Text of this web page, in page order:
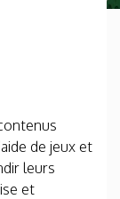
de jeux et
leurs
et